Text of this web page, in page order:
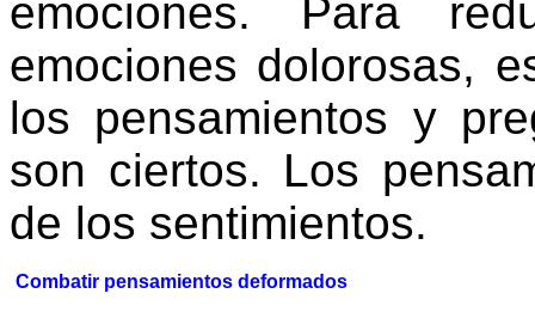
emociones. Para
emociones dolorosas,
los pensamientos y
son ciertos. Los
de los sentimientos.
Combatir pensamientos deformados